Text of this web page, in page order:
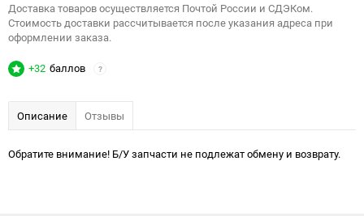
Доставка товаров осуществляется Почтой России и СДЭКом.
Стоимость доставки рассчитывается после указания адреса при
оформлении заказа.
+32 баллов ?
Описание Отзывы
Обратите внимание! Б/У запчасти не подлежат обмену и возврату.